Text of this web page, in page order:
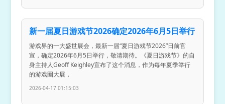
新一届夏日游戏节2026确定2026年6月5日举行
游戏界的一大盛世展会，最新一届“夏日游戏节2026”日前官
宣，确定2026年6月5日举行，敬请期待。《夏日游戏节》的自
身主持人Geoff Keighley宣布了这个消息，作为每年夏季举行
的游戏圈大展，
2026-04-17 01:15:03